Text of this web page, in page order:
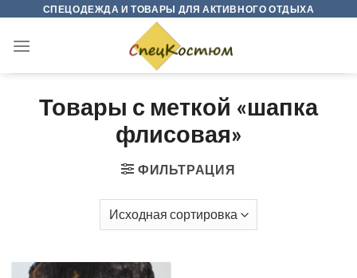
content
СПЕЦОДЕЖДА И ТОВАРЫ ДЛЯ АКТИВНОГО ОТДЫХА
Товары с меткой «шапка
флисовая»
ФИЛЬТРАЦИЯ